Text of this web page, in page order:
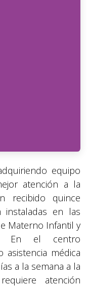
equipo
atención a la
recibido quince
instaladas en las
Materno Infantil y
En el centro
asistencia médica
a la semana a la
atención